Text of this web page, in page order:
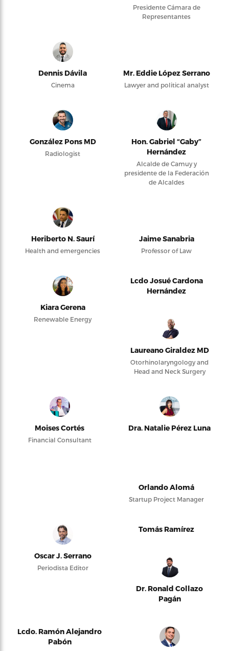
Presidente Cámara de
Representantes
Dennis Dávila
Cinema
Mr. Eddie López Serrano
Lawyer and political analyst
González Pons MD
Radiologist
Hon. Gabriel “Gaby”
Hernández
Alcalde de Camuy y
presidente de la Federación
de Alcaldes
Heriberto N. Saurí
Health and emergencies
Jaime Sanabria
Professor of Law
Kiara Gerena
Renewable Energy
Lcdo Josué Cardona
Hernández
Laureano Giraldez MD
Otorhinolaryngology and
Head and Neck Surgery
Moises Cortés
Financial Consultant
Dra. Natalie Pérez Luna
Orlando Alomá
Startup Project Manager
Oscar J. Serrano
Periodista Editor
Tomás Ramírez
Dr. Ronald Collazo
Pagán
Lcdo. Ramón Alejandro
Pabón